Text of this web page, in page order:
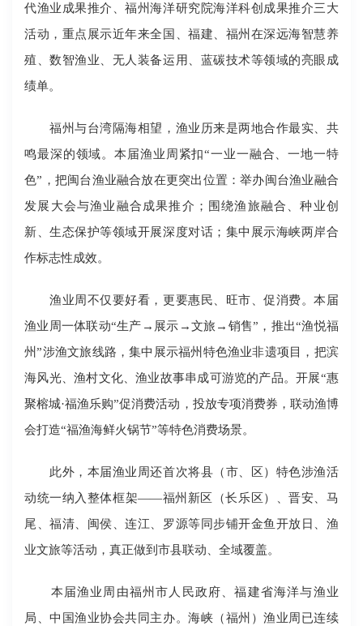
代渔业成果推介、福州海洋研究院海洋科创成果推介三大
活动，重点展示近年来全国、福建、福州在深远海智慧养
殖、数智渔业、无人装备运用、蓝碳技术等领域的亮眼成
绩单。
福州与台湾隔海相望，渔业历来是两地合作最实、共
鸣最深的领域。本届渔业周紧扣“一业一融合、一地一特
色”，把闽台渔业融合放在更突出位置：举办闽台渔业融合
发展大会与渔业融合成果推介；围绕渔旅融合、种业创
新、生态保护等领域开展深度对话；集中展示海峡两岸合
作标志性成效。
渔业周不仅要好看，更要惠民、旺市、促消费。本届
渔业周一体联动“生产→展示→文旅→销售”，推出“渔悦福
州”涉渔文旅线路，集中展示福州特色渔业非遗项目，把滨
海风光、渔村文化、渔业故事串成可游览的产品。开展“惠
聚榕城·福渔乐购”促消费活动，投放专项消费券，联动渔博
会打造“福渔海鲜火锅节”等特色消费场景。
此外，本届渔业周还首次将县（市、区）特色涉渔活
动统一纳入整体框架——福州新区（长乐区）、晋安、马
尾、福清、闽侯、连江、罗源等同步铺开金鱼开放日、渔
业文旅等活动，真正做到市县联动、全域覆盖。
本届渔业周由福州市人民政府、福建省海洋与渔业
局、中国渔业协会共同主办。海峡（福州）渔业周已连续